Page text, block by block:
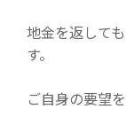
地金を返して
す。
ご自身の要望